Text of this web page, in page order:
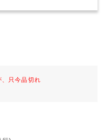
只今品切れ